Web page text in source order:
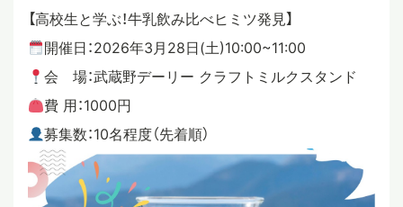
【高校生と学ぶ！牛乳飲み比べヒミツ発見】
開催日：2026年3月28日(土)10:00~11:00
会 場：武蔵野デーリー クラフトミルクスタンド
費 用：1000円
募集数：10名程度（先着順）